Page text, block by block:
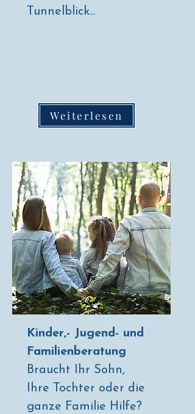
Tunnelblick...
Weiterlesen
Kinder,- Jugend- und
Familienberatung
Braucht Ihr Sohn,
Ihre Tochter oder die
ganze Familie Hilfe?